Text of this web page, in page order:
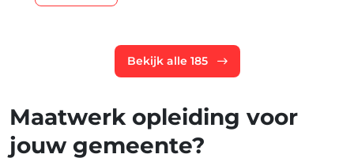
Bekijk alle 185
Maatwerk opleiding voor
jouw gemeente?